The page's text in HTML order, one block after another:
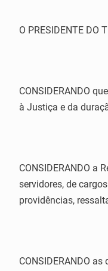
O PRESIDENTE DO
CONSIDERANDO
à Justiça e da
CONSIDERANDO a
servidores, de
providências,
CONSIDERANDO